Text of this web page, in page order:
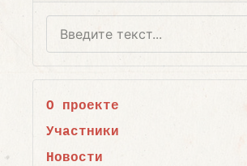
О проекте
Участники
Новости